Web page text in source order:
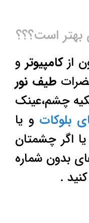
است؟؟؟
ازکامپیوتر و
طیف نور
چشم،عینک
بلوکات و یا
اگر چشمتان
بدون شماره
.